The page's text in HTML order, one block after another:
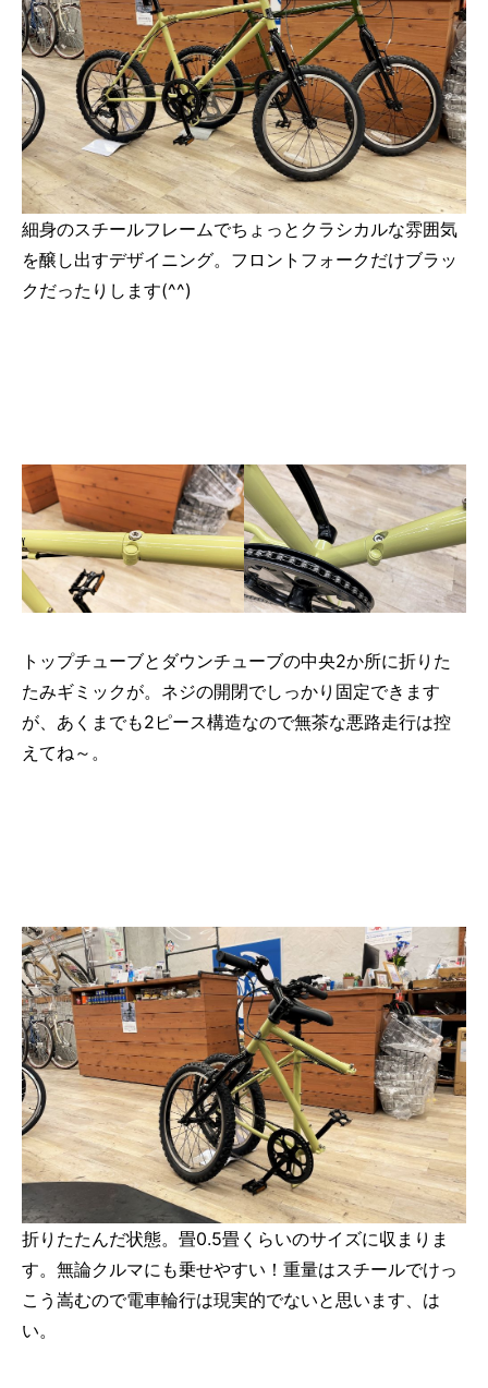
細身のスチールフレームでちょっとクラシカルな雰囲気
を醸し出すデザイニング。フロントフォークだけブラッ
クだったりします(^^)
トップチューブとダウンチューブの中央2か所に折りた
たみギミックが。ネジの開閉でしっかり固定できます
が、あくまでも2ピース構造なので無茶な悪路走行は控
えてね～。
折りたたんだ状態。畳0.5畳くらいのサイズに収まりま
す。無論クルマにも乗せやすい！重量はスチールでけっ
こう嵩むので電車輪行は現実的でないと思います、は
い。